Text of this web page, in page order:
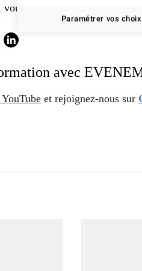
vous êtes sûr de bluffer vos
LinkedIn
avec
et rejoignez-nous sur
Paramétrer vos choix